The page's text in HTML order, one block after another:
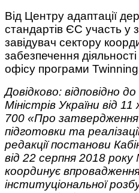
Від Центру адаптації
стандартів ЄС участь у
завідувач сектору
забезпечення
офісу програми
Довідково: відповідно
Міністрів України від
700 «Про затвердження
підготовки та
редакції постанови
від 22 серпня 2018
координує
інституціональної